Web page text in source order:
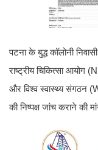
पटना के बुद्ध कॉलोनी
राष्ट्रीय चिकित्सा आयोग
और विश्व स्वास्थ्य संगठन
की निष्पक्ष जांच कराने की